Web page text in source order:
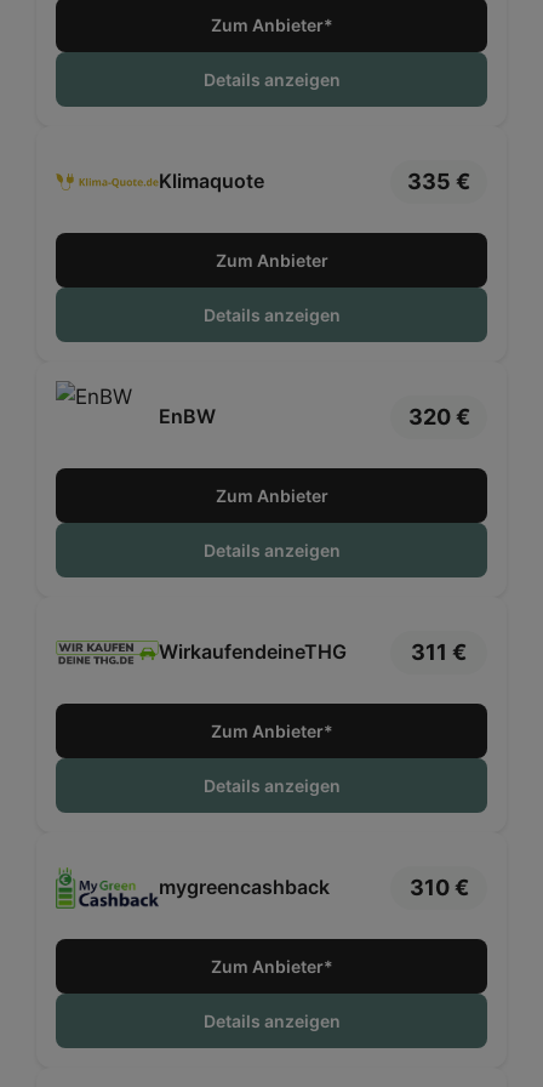
€
Zum Anbieter*
Details anzeigen
Klimaquote 335 €
Zum Anbieter
Details anzeigen
EnBW 320 €
Zum Anbieter
Details anzeigen
WirkaufendeineTHG 311 €
Zum Anbieter*
Details anzeigen
mygreencashback 310 €
Zum Anbieter*
Details anzeigen